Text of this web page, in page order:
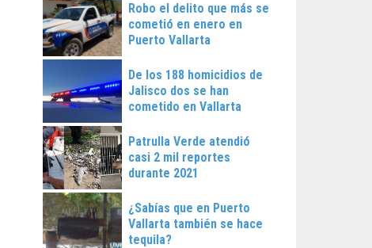
Robo el delito que más se
cometió en enero en
Puerto Vallarta
De los 188 homicidios de
Jalisco dos se han
cometido en Vallarta
Patrulla Verde atendió
casi 2 mil reportes
durante 2021
¿Sabías que en Puerto
Vallarta también se hace
tequila?